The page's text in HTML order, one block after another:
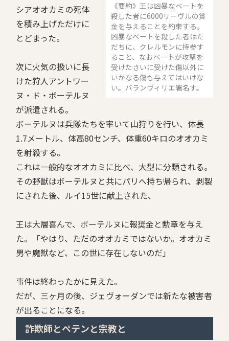
《要約》王は凶暴なベートを
殺した者に6000リーヴルの賞
金を与えることを約束する。
凶暴なベートを殺した者はた
だちに、クレルモンに持参す
ること、なおベートが攻撃を
受けたさいに受けた傷以外に
いかなる傷も与えてはいけな
い。バランヴィリエ署名す。
シアオオカミの死体
を積み上げただけに
とどまった。
次に火気の扱いに長
けた狩人アントワー
ヌ・ド・ボーテルヌ
が派遣される。
ボーテルヌは兵隊たちを率いて山狩りを行い、体長
1.7メートル、体高80センチ、体重60キロのオオカミ
を射殺する。
これは一般的なオオカミに比べ、大型に分類される。
その野獣はボーテルヌと共にパリへ持ち帰られ、剥製
にされた後、ルイ15世に献上された、
王は大層喜んで、ボーテルヌに報奨金と勲章を与え
た。「やはり、ただのオオカミではないか。オオカミ
男や魔獣など、この世に存在しないのだ」
事件は終わったかに見えた。
だが、三ヶ月の後、ジェヴォーダンでは新たな被害者
が出ることになる。
詐欺師とペテンと宗教と